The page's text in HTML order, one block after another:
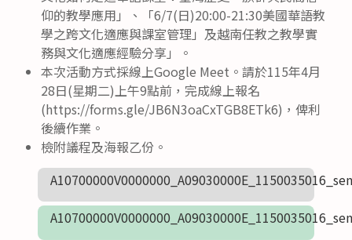
仰的教學應用」、「6/7(日)20:00-21:30美國華語教
學之跨文化適應與課室管理」及越南任教之教學實
務與文化適應經驗分享」。
本次活動方式採線上Google Meet。請於115年4月
28日(星期二)上午9點前，完成線上報名
(https://forms.gle/JB6N3oaCxTGB8ETk6)，俾利
後續作業。
檢附議程及海報乙份。